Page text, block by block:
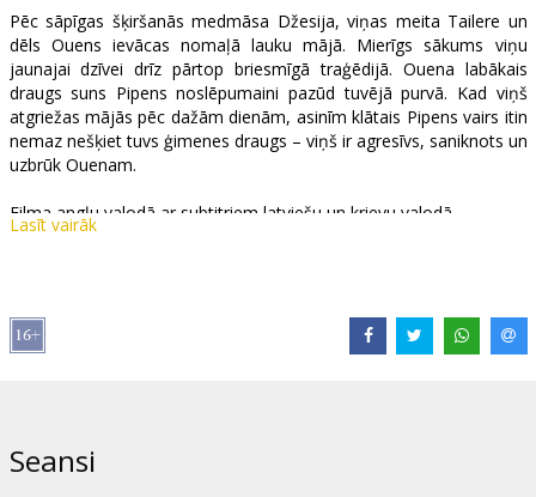
Kino
Klubs
Pēc sāpīgas šķiršanās medmāsa Džesija, viņas meita Tailere un
dēls Ouens ievācas nomaļā lauku mājā. Mierīgs sākums viņu
jaunajai dzīvei drīz pārtop briesmīgā traģēdijā. Ouena labākais
draugs suns Pipens noslēpumaini pazūd tuvējā purvā. Kad viņš
atgriežas mājās pēc dažām dienām, asinīm klātais Pipens vairs itin
nemaz nešķiet tuvs ģimenes draugs – viņš ir agresīvs, saniknots un
uzbrūk Ouenam.
Filma angļu valodā ar subtitriem latviešu un krievu valodā.
Režisors:
Lomās:
Lasīt vairāk
Seansi